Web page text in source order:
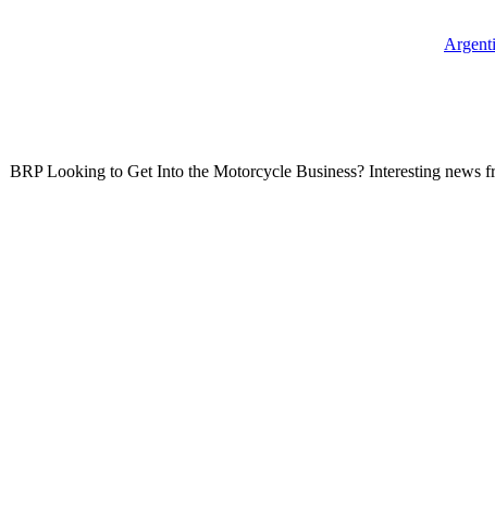
BRP Looking to Get Into the Motorcycle Business? Interesting news